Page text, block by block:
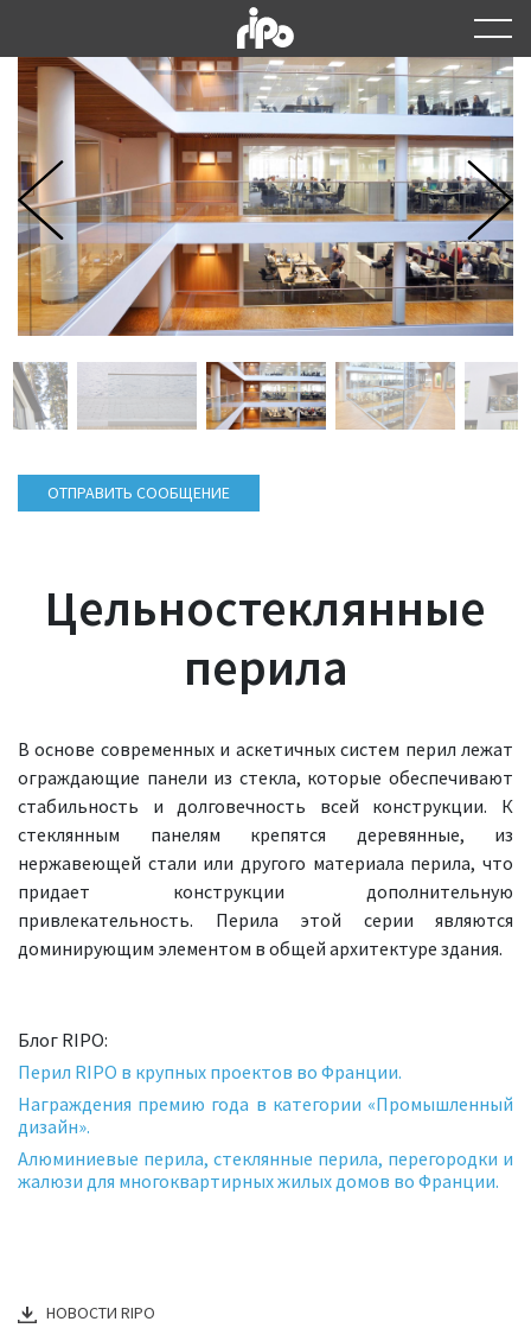
ОТПРАВИТЬ СООБЩЕНИЕ
Цельностеклянные
перила
В основе современных и аскетичных систем перил лежат
ограждающие панели из стекла, которые обеспечивают
стабильность и долговечность всей конструкции. К
стеклянным панелям крепятся деревянные, из
нержавеющей стали или другого материала перила, что
придает конструкции дополнительную
привлекательность. Перила этой серии являются
доминирующим элементом в общей архитектуре здания.
Блог RIPO:
Перил RIPO в крупных проектов во Франции.
Награждения премию года в категории «Промышленный
дизайн».
Алюминиевые перила, стеклянные перила, перегородки и
жалюзи для многоквартирных жилых домов во Франции.
НОВОСТИ RIPO